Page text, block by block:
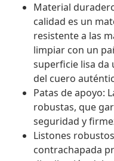
Material
calidad es un
resistente a las
limpiar con un
superficie lisa da
del cuero
Patas de apoyo:
robustas, que
seguridad y
Listones
contrachapada